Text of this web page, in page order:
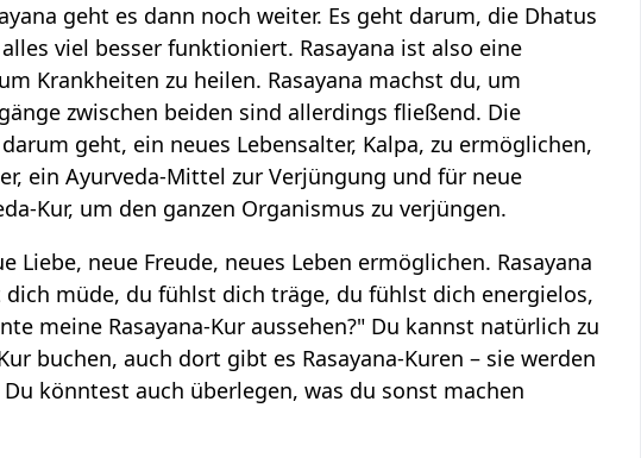
geht es dann noch weiter. Es geht darum, die Dhatus
viel besser funktioniert. Rasayana ist also eine
Krankheiten zu heilen. Rasayana machst du, um
zwischen beiden sind allerdings fließend. Die
geht, ein neues Lebensalter, Kalpa, zu ermöglichen,
ein Ayurveda-Mittel zur Verjüngung und für neue
Kur, um den ganzen Organismus zu verjüngen.
Liebe, neue Freude, neues Leben ermöglichen. Rasayana
müde, du fühlst dich träge, du fühlst dich energielos,
meine Rasayana-Kur aussehen?" Du kannst natürlich zu
buchen, auch dort gibt es Rasayana-Kuren – sie werden
könntest auch überlegen, was du sonst machen